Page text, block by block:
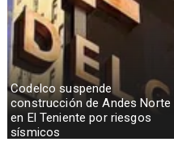
Codelco suspende
construcción de Andes Norte
en El Teniente por riesgos
sísmicos